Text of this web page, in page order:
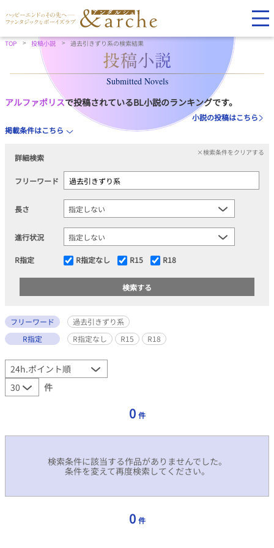
TOP 投稿小説 過去引きずり系の検索結果
Submitted Novels
アルファポリスで投稿されているBL小説のランキングです。
小説の投稿はこちら
掲載条件はこちら
詳細検索
×検索条件をクリアする
フリーワード
長さ
進行状況
R指定 R指定なし R15 R18
フリーワード
過去引きずり系
R指定
R指定なし R15 R18
件
0 件
検索条件に該当する作品がありませんでした。
条件を変えて再度検索してください。
0 件